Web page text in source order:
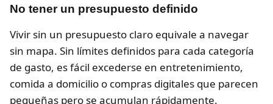
No tener un presupuesto definido
Vivir sin un presupuesto claro equivale a navegar
sin mapa. Sin límites definidos para cada categoría
de gasto, es fácil excederse en entretenimiento,
comida a domicilio o compras digitales que parecen
pequeñas pero se acumulan rápidamente.